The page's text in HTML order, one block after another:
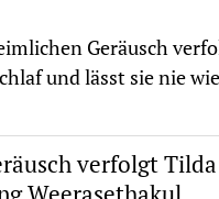
Geräusch
und lässt sie nie
verfolgt